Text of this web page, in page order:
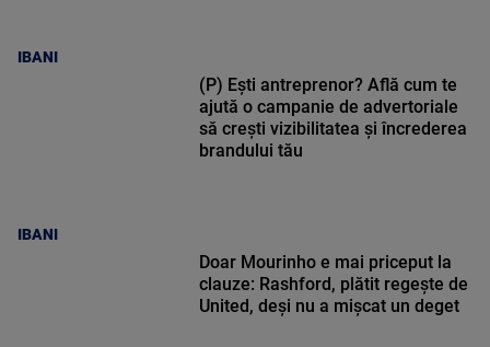
IBANI
IBANI
(P) Ești antreprenor? Află cum te
ajută o campanie de advertoriale
să crești vizibilitatea și încrederea
brandului tău
Doar Mourinho e mai priceput la
clauze: Rashford, plătit regește de
United, deși nu a mișcat un deget